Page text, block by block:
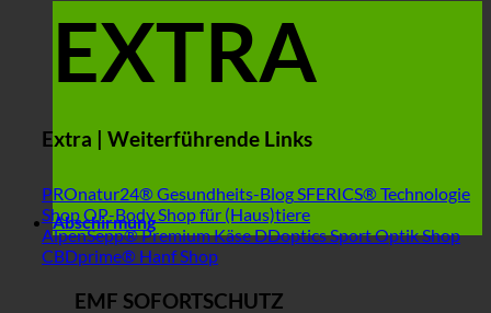
EXTRA
Extra | Weiterführende Links
PROnatur24® Gesundheits-Blog SFERICS® Technologie
ShopOP-Body Shop für (Haus)tiere
AlpenSepp® Premium KäseDDoptics Sport Optik Shop
CBDprime® Hanf Shop
Abschirmung
EMF SOFORTSCHUTZ